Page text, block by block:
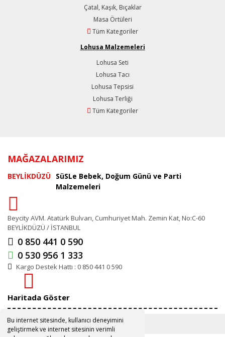
Bu internet sitesinde, kullanıcı deneyimini
geliştirmek ve internet sitesinin verimli
Çatal, Kaşık, Bıçaklar
Masa Örtüleri
Tüm Kategoriler
Lohusa Malzemeleri
Lohusa Seti
Lohusa Tacı
Lohusa Tepsisi
Lohusa Terliği
Tüm Kategoriler
MAĞAZALARIMIZ
BEYLİKDÜZÜ SüSLe Bebek, Doğum Günü ve Parti
Malzemeleri
Beycity AVM. Atatürk Bulvarı, Cumhuriyet Mah. Zemin Kat, No:C-60
BEYLİKDÜZÜ / İSTANBUL
0 850 441 0 590
0 530 956 1 333
Kargo Destek Hattı : 0 850 441 0 590
Haritada Göster